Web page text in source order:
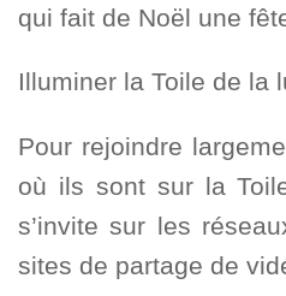
qui fait de Noël une
Illuminer la Toile de la
Pour rejoindre
où ils sont sur la
s’invite sur les
sites de partage de